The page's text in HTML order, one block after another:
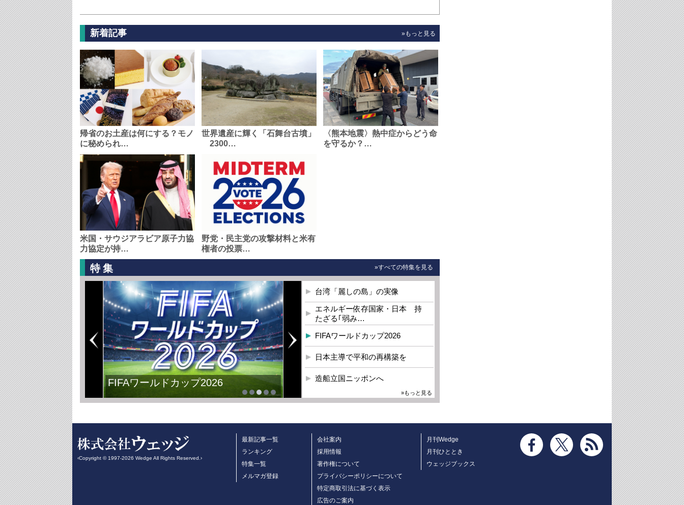
新着記事 »もっと見る
帰省のお土産は何にする？モノ
に秘められ…
世界遺産に輝く「石舞台古墳」
2300…
〈熊本地震〉熱中症からどう命
を守るか？…
米国・サウジアラビア原子力協
力協定が持…
野党・民主党の攻撃材料と米有
権者の投票…
特集 »すべての特集を見る
FIFAワールドカップ2026
台湾「麗しの島」の実像
エネルギー依存国家・日本 持
たざる｢弱み…
FIFAワールドカップ2026
日本主導で平和の再構築を
造船立国ニッポンへ
»もっと見る
‹Copyright © 1997-2026 Wedge All Rights Reserved.›
最新記事一覧
ランキング
特集一覧
メルマガ登録
会社案内
採用情報
著作権について
プライバシーポリシーについて
特定商取引法に基づく表示
広告のご案内
月刊Wedge
月刊ひととき
ウェッジブックス